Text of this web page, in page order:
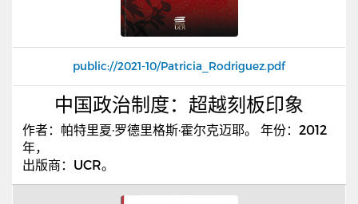
public://2021-10/Patricia_Rodriguez.pdf
中国政治制度：超越刻板印象
作者：帕特里夏·罗德里格斯·霍尔克迈耶。 年份： 2012
年，
出版商： UCR。